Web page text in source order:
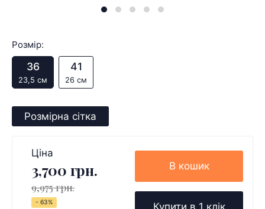
Розмір:
36
23,5 см
41
26 см
Розмірна сітка
Ціна
3,700 грн.
9,975 грн.
- 63%
В кошик